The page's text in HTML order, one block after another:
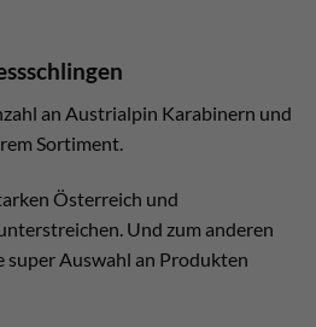
an Austrialpin Karabinern und
Sortiment.
Österreich und
Und zum anderen
super Auswahl an Produkten